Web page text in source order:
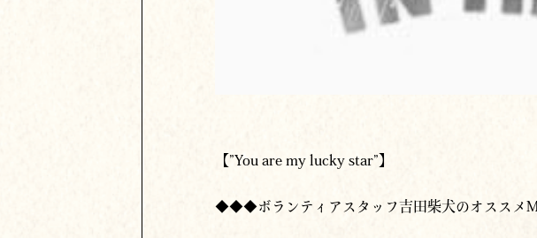
【”You are my lucky star”】
◆◆◆ボランティアスタッフ吉田柴犬のオスス